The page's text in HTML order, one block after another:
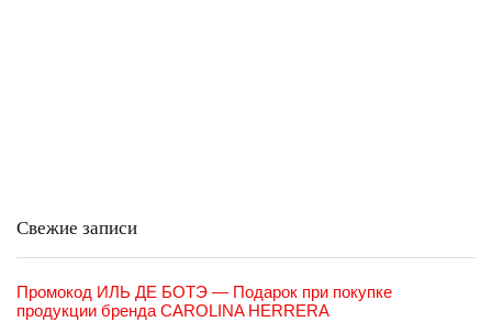
Свежие записи
Промокод ИЛЬ ДЕ БОТЭ — Подарок при покупке
продукции бренда CAROLINA HERRERA